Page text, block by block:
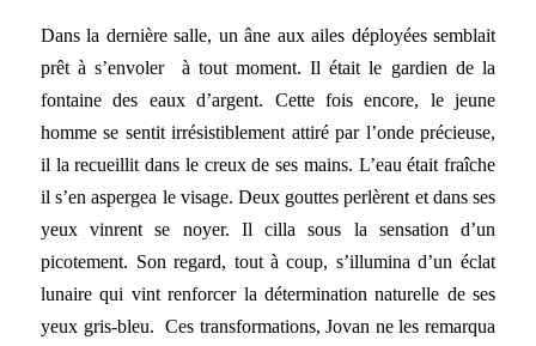
Dans la dernière salle, un âne aux ailes déployées semblait
prêt à s’envoler à tout moment. Il était le gardien de la
fontaine des eaux d’argent. Cette fois encore, le jeune
homme se sentit irrésistiblement attiré par l’onde précieuse,
il la recueillit dans le creux de ses mains. L’eau était fraîche
il s’en aspergea le visage. Deux gouttes perlèrent et dans ses
yeux vinrent se noyer. Il cilla sous la sensation d’un
picotement. Son regard, tout à coup, s’illumina d’un éclat
lunaire qui vint renforcer la détermination naturelle de ses
yeux gris-bleu. Ces transformations, Jovan ne les remarqua